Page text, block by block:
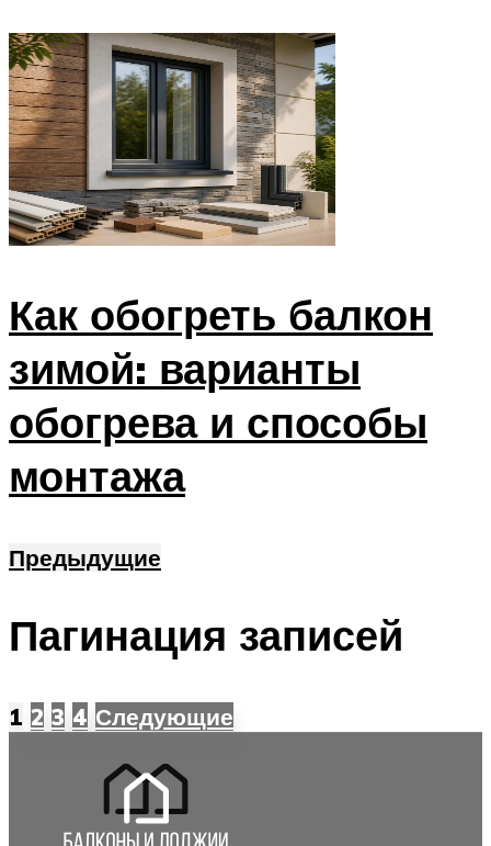
Как обогреть балкон
зимой: варианты
обогрева и способы
монтажа
Предыдущие
Пагинация записей
1 2 3 4 Следующие